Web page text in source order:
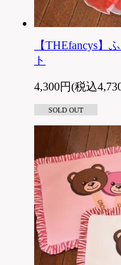
【THEfancys】
ト
4,300円(税込
SOLD OUT